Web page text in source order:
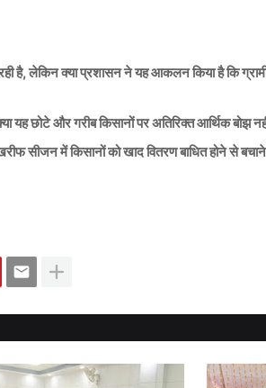
है, लेकिन क्या प्रशासन ने यह आकलन किया है कि
छोटे और गरीब किसानों पर अतिरिक्त आर्थिक बोझ
सीजन में किसानों को खाद वितरण बाधित होने से